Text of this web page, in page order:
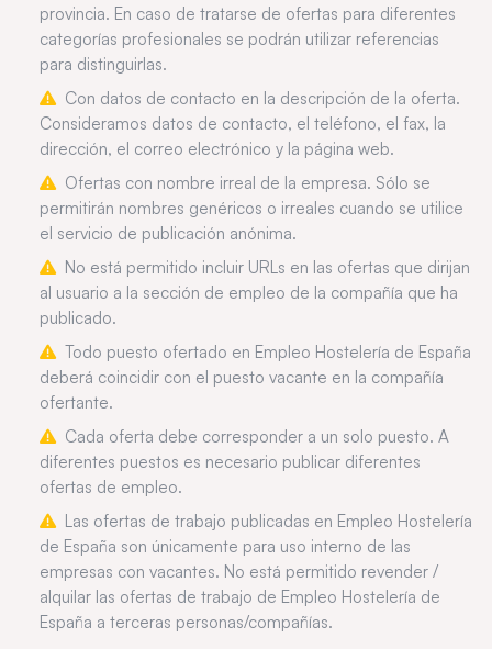
provincia. En caso de tratarse de ofertas para diferentes
categorías profesionales se podrán utilizar referencias
para distinguirlas.
Con datos de contacto en la descripción de la oferta.
Consideramos datos de contacto, el teléfono, el fax, la
dirección, el correo electrónico y la página web.
Ofertas con nombre irreal de la empresa. Sólo se
permitirán nombres genéricos o irreales cuando se utilice
el servicio de publicación anónima.
No está permitido incluir URLs en las ofertas que dirijan
al usuario a la sección de empleo de la compañía que ha
publicado.
Todo puesto ofertado en Empleo Hostelería de España
deberá coincidir con el puesto vacante en la compañía
ofertante.
Cada oferta debe corresponder a un solo puesto. A
diferentes puestos es necesario publicar diferentes
ofertas de empleo.
Las ofertas de trabajo publicadas en Empleo Hostelería
de España son únicamente para uso interno de las
empresas con vacantes. No está permitido revender /
alquilar las ofertas de trabajo de Empleo Hostelería de
España a terceras personas/compañías.